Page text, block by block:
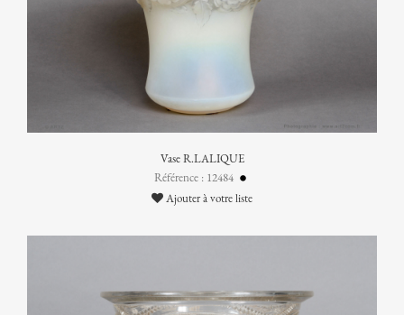
Vase R.LALIQUE
Référence : 12484
Ajouter à votre liste